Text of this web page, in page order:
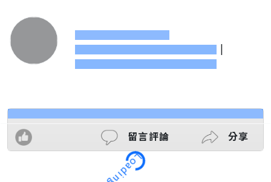
|
留言評論 分享
Loading